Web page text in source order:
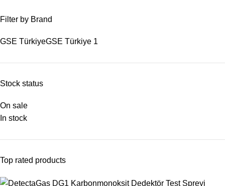
Filter by Brand
GSE TürkiyeGSE Türkiye 1
Stock status
On sale
In stock
Top rated products